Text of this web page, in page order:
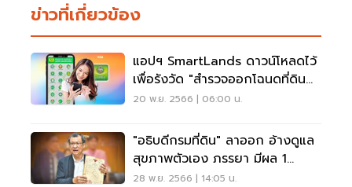
ข่าวที่เกี่ยวข้อง
แอปฯ SmartLands ดาวน์โหลดไว้
เพื่อรังวัด "สำรวจออกโฉนดที่ดิน
2567"
20 พ.ย. 2566 | 06:00 น.
"อธิบดีกรมที่ดิน" ลาออก อ้างดูแล
สุขภาพตัวเอง ภรรยา มีผล 1
ม.ค.67
28 พ.ย. 2566 | 14:05 น.